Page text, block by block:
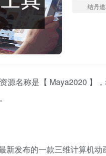
结丹
源名称是【 Maya2020 】
新发布的一款三维计算机